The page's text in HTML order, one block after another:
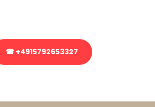
☎ +4915792653327